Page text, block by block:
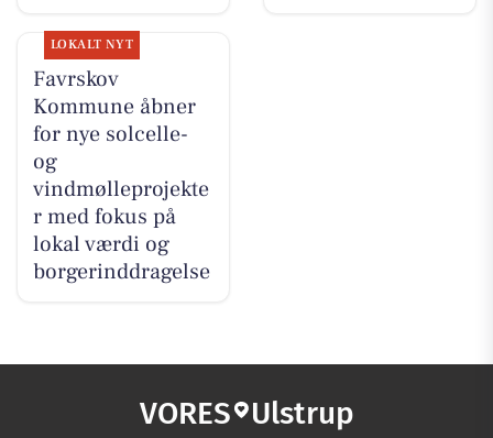
LOKALT NYT
Favrskov
Kommune åbner
for nye solcelle-
og
vindmølleprojekte
r med fokus på
lokal værdi og
borgerinddragelse
VORES Ulstrup